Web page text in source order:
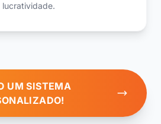
lucratividade.
UM SISTEMA